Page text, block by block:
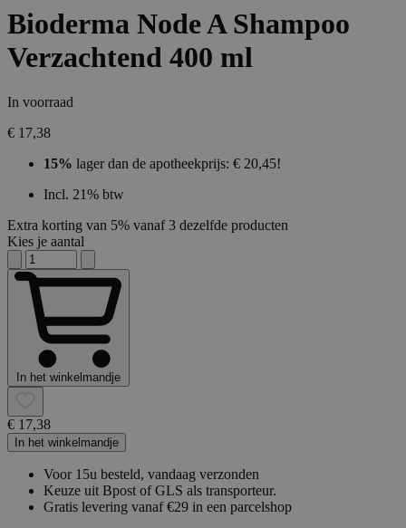
Bioderma Node A Shampoo
Verzachtend 400 ml
In voorraad
€ 17,38
15% lager dan de apotheekprijs: € 20,45!
Incl. 21% btw
Extra korting van 5% vanaf 3 dezelfde producten
Kies je aantal
In het winkelmandje
€ 17,38
In het winkelmandje
Voor 15u besteld, vandaag verzonden
Keuze uit Bpost of GLS als transporteur.
Gratis levering vanaf €29 in een parcelshop